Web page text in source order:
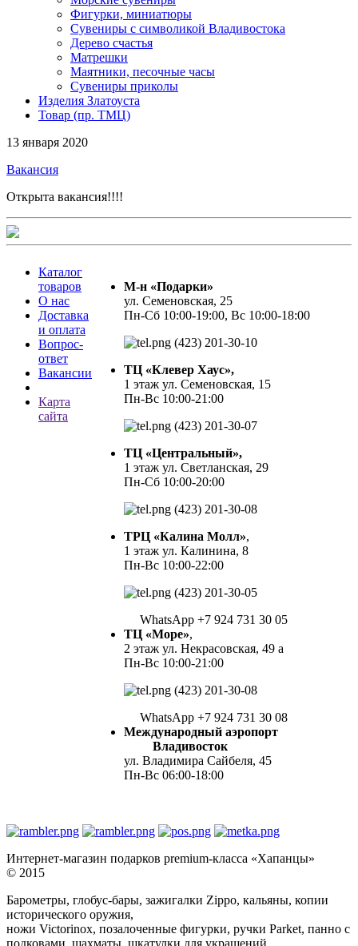
Фигурки, миниатюры
Сувениры с символикой Владивостока
Дерево счастья
Матрешки
Маятники, песочные часы
Сувениры приколы
Изделия Златоуста
Товар (пр. ТМЦ)
13 января 2020
Вакансия
Открыта вакансия!!!!
Каталог
товаров
О нас
Доставка
и оплата
Вопрос-
ответ
Вакансии
Карта
сайта
М-н «Подарки»
ул. Семеновская, 25
Пн-Сб 10:00-19:00, Вс 10:00-18:00
(423) 201-30-10
ТЦ «Клевер Хаус»,
1 этаж ул. Семеновская, 15
Пн-Вс 10:00-21:00
(423) 201-30-07
ТЦ «Центральный»,
1 этаж ул. Светланская, 29
Пн-Сб 10:00-20:00
(423) 201-30-08
ТРЦ «Калина Молл»,
1 этаж ул. Калинина, 8
Пн-Вс 10:00-22:00
(423) 201-30-05
WhatsApp +7 924 731 30 05
ТЦ «Море»,
2 этаж ул. Некрасовская, 49 а
Пн-Вс 10:00-21:00
(423) 201-30-08
WhatsApp +7 924 731 30 08
Международный аэропорт
Владивосток
ул. Владимира Сайбеля, 45
Пн-Вс 06:00-18:00
Интернет-магазин подарков premium-класса «Хапанцы»
© 2015
Барометры, глобус-бары, зажигалки Zippo, кальяны, копии
исторического оружия,
ножи Victorinox, позалоченные фигурки, ручки Parket, панно с